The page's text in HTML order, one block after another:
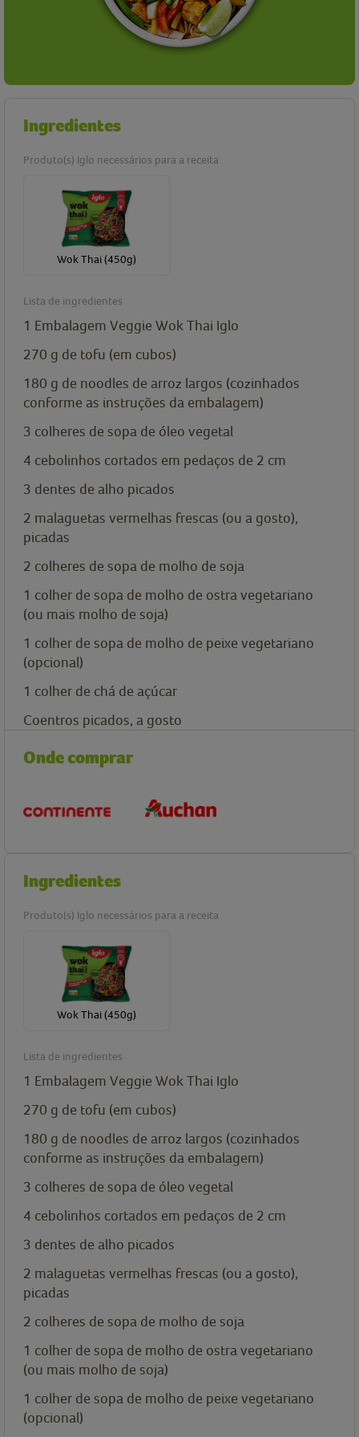
Ingredientes
Produto(s) Iglo necessários para a receita
Wok Thai (450g)
Lista de ingredientes
1 Embalagem Veggie Wok Thai Iglo
270 g de tofu (em cubos)
180 g de noodles de arroz largos (cozinhados
conforme as instruções da embalagem)
3 colheres de sopa de óleo vegetal
4 cebolinhos cortados em pedaços de 2 cm
3 dentes de alho picados
2 malaguetas vermelhas frescas (ou a gosto),
picadas
2 colheres de sopa de molho de soja
1 colher de sopa de molho de ostra vegetariano
(ou mais molho de soja)
1 colher de sopa de molho de peixe vegetariano
(opcional)
1 colher de chá de açúcar
Coentros picados, a gosto
Onde comprar
Ingredientes
Produto(s) Iglo necessários para a receita
Wok Thai (450g)
Lista de ingredientes
1 Embalagem Veggie Wok Thai Iglo
270 g de tofu (em cubos)
180 g de noodles de arroz largos (cozinhados
conforme as instruções da embalagem)
3 colheres de sopa de óleo vegetal
4 cebolinhos cortados em pedaços de 2 cm
3 dentes de alho picados
2 malaguetas vermelhas frescas (ou a gosto),
picadas
2 colheres de sopa de molho de soja
1 colher de sopa de molho de ostra vegetariano
(ou mais molho de soja)
1 colher de sopa de molho de peixe vegetariano
(opcional)